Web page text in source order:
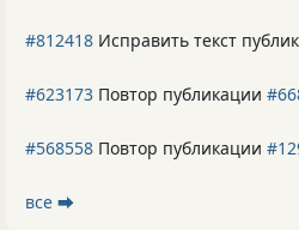
#812418 Исправить текст
#623173 Повтор публикации
#568558 Повтор публикации
все ⮕